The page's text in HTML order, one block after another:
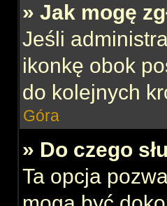
» Jak mogę
Jeśli
ikonkę obok
do kolejnych
Góra
» Do czego
Ta opcja